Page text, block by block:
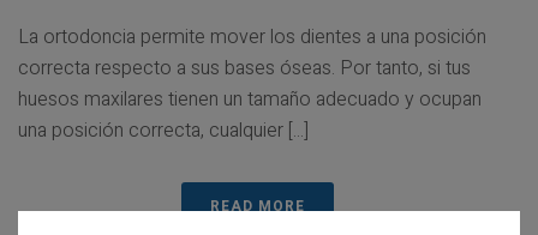
La ortodoncia permite mover los dientes a una posición
correcta respecto a sus bases óseas. Por tanto, si tus
huesos maxilares tienen un tamaño adecuado y ocupan
una posición correcta, cualquier [...]
READ MORE